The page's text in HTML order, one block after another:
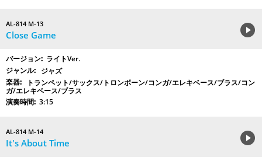
AL-814 M-13
Close Game
ライトVer.
ジャズ
トランペット/サックス/トロンボーン/コンガ/エレキベース/ブラス/コン
ガ/エレキベース/ブラス
3:15
AL-814 M-14
It's About Time